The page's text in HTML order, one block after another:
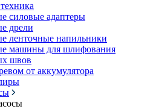
силовые адаптеры
дрели
ленточные напильники
машины для шлифования
швов
от аккумулятора